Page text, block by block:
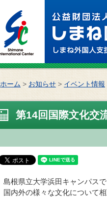
ホーム > お知らせ > イベント情報
第14回国際文化交
島根県立大学浜田キャンパス
国内外の様々な文化について